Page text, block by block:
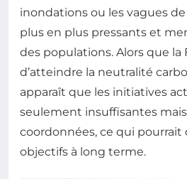
inondations ou les vagues
plus en plus pressants et
des populations. Alors que
d’atteindre la neutralité
apparaît que les initiatives
seulement insuffisantes
coordonnées, ce qui
objectifs à long terme.